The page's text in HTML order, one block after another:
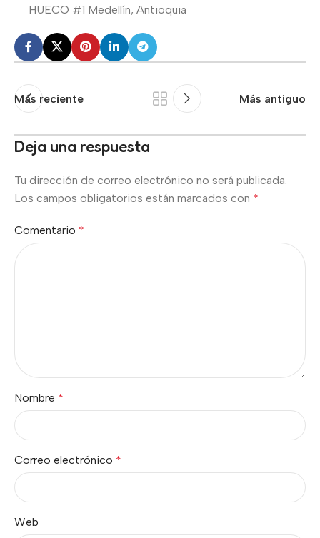
HUECO #1 Medellín, Antioquia
Más reciente Más antiguo
Deja una respuesta
Tu dirección de correo electrónico no será publicada.
Los campos obligatorios están marcados con *
Comentario *
Nombre *
Correo electrónico *
Web